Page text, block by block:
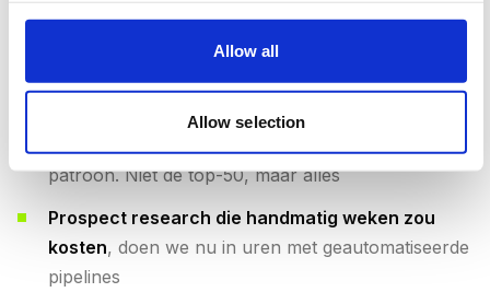
Allow all
Allow selection
Content productie is 5x sneller— AI schrijft
eerste drafts, onze specialisten verfijnen de
Google Ads analyses zijn dieper
analyseren elk zoekwoord, elke advertentie, elk
patroon. Niet de top-50, maar alles
Prospect research die handmatig weken zou
kosten, doen we nu in uren met geautomatiseerde
pipelines